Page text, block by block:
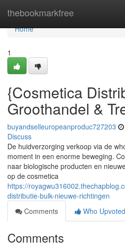
thebookmarkfree
Home
Home
1
{Cosmetica
Groothandel &
buyandselleuropeanproduc727203
Discuss
De huidverzorging verkoop via de
moment in een enorme beweging.
naar biologische producten en
op de cosmetica
https://
distributie-bulk-nieuwe-richtingen
Comments
Who Upvoted
Comments